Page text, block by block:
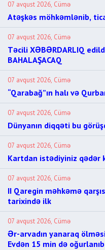
07 avqust 2026, Cümə
Atəşkəs möhkəmlənib,
07 avqust 2026, Cümə
Təcili XƏBƏRDARLIQ
BAHALAŞACAQ
07 avqust 2026, Cümə
“Qarabağ”ın halı və
07 avqust 2026, Cümə
Dünyanın diqqəti bu
07 avqust 2026, Cümə
Kartdan istədiyiniz qədər
07 avqust 2026, Cümə
II Qaregin məhkəmə
tarixində ilk
07 avqust 2026, Cümə
Ər-arvadın yanaraq
Evdən 15 min də oğurlanıb